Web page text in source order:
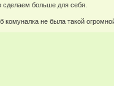
больше для себя.
комуналка не была такой